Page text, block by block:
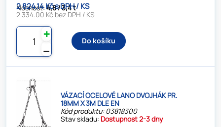
Nosnost:4,8 / 3,4 t
2 824.14 Kč s DPH / KS
2 334.00 Kč bez DPH / KS
⚊
✚
Do košíku
VÁZACÍ OCELOVÉ LANO DVOJHÁK PR.
18MM X 3M DLE EN
Kód produktu: 03818300
Stav skladu: Dostupnost 2-3 dny